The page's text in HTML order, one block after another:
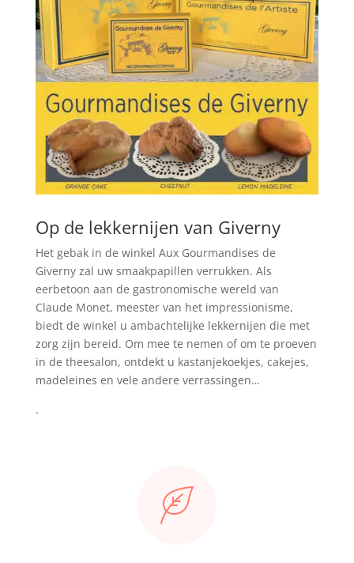
Op de lekkernijen van Giverny
Het gebak in de winkel Aux Gourmandises de
Giverny zal uw smaakpapillen verrukken. Als
eerbetoon aan de gastronomische wereld van
Claude Monet, meester van het impressionisme,
biedt de winkel u ambachtelijke lekkernijen die met
zorg zijn bereid. Om mee te nemen of om te proeven
in de theesalon, ontdekt u kastanjekoekjes, cakejes,
madeleines en vele andere verrassingen…
.